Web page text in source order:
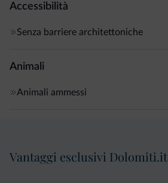
Accessibilità
Senza barriere architettoniche
Animali
Animali ammessi
Vantaggi esclusivi Dolomiti.it